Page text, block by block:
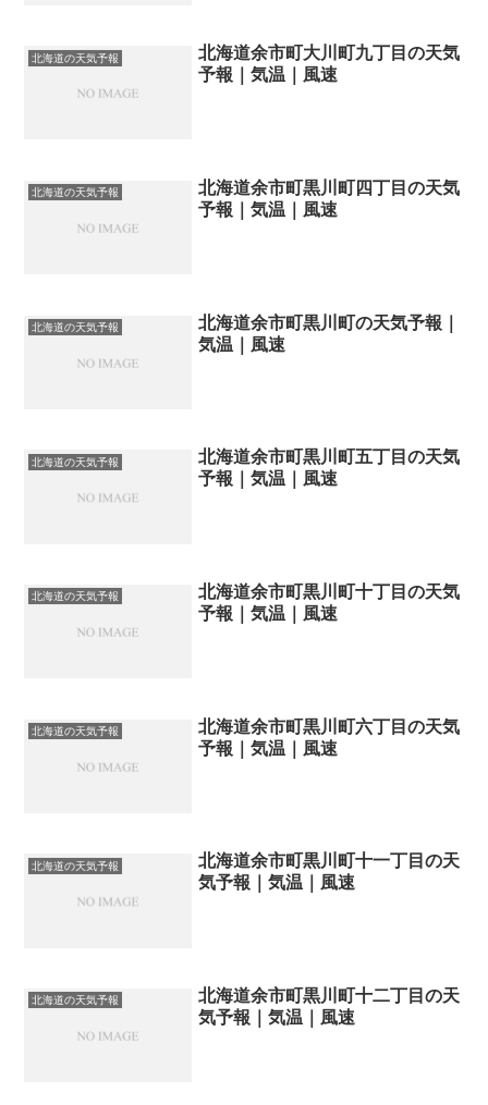
北海道の天気予報
北海道余市町大川町九丁目の天気
予報｜気温｜風速
北海道の天気予報
北海道余市町黒川町四丁目の天気
予報｜気温｜風速
北海道の天気予報
北海道余市町黒川町の天気予報｜
気温｜風速
北海道の天気予報
北海道余市町黒川町五丁目の天気
予報｜気温｜風速
北海道の天気予報
北海道余市町黒川町十丁目の天気
予報｜気温｜風速
北海道の天気予報
北海道余市町黒川町六丁目の天気
予報｜気温｜風速
北海道の天気予報
北海道余市町黒川町十一丁目の天
気予報｜気温｜風速
北海道の天気予報
北海道余市町黒川町十二丁目の天
気予報｜気温｜風速